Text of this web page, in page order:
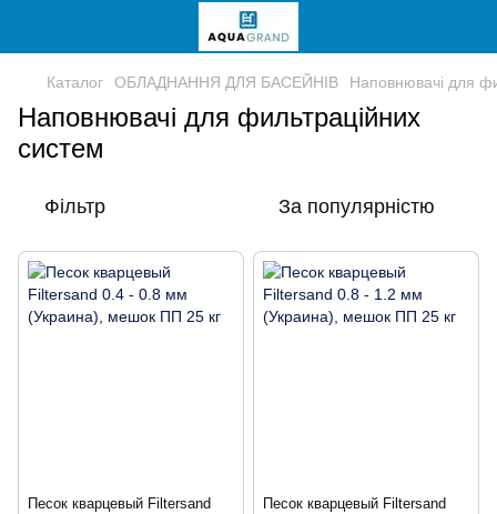
Каталог ОБЛАДНАННЯ ДЛЯ БАСЕЙНІВ Наповнювачі для
Наповнювачі для фильтраційних
систем
Фільтр За популярністю
Песок кварцевый Filtersand
Песок кварцевый Filtersand